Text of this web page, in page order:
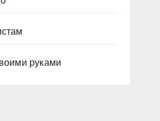
руками